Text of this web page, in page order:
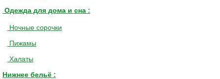
Одежда для дома и сна :
Ночные сорочки
Пижамы
Халаты
Нижнее бельё :